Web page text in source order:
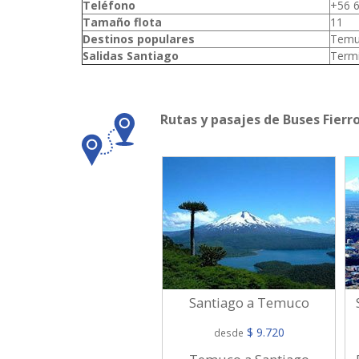
Teléfono
+56
Tamaño flota
11
Destinos populares
Salidas Santiago
Rutas y pasajes de Buses
Santiago a Temuco
desde $ 9.720